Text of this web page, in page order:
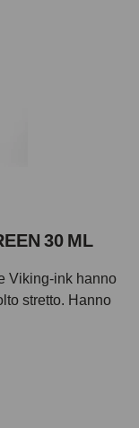
30 ML
Viking-ink hanno
stretto. Hanno